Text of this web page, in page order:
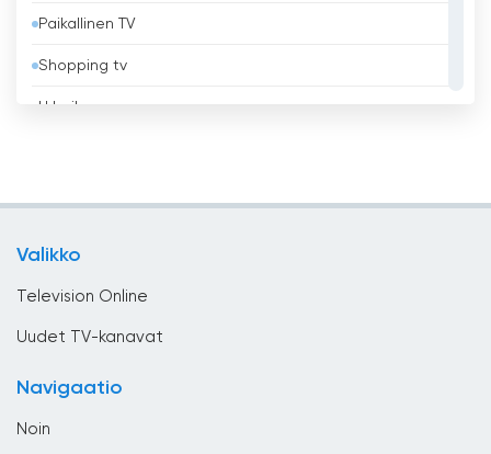
Bhutan
Bolivia
Paikallinen TV
Shopping tv
Urheilu
Valikko
Television Online
Uudet TV-kanavat
Navigaatio
Noin